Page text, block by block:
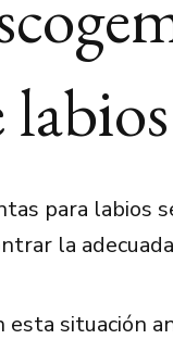
para labios
la
esta situación